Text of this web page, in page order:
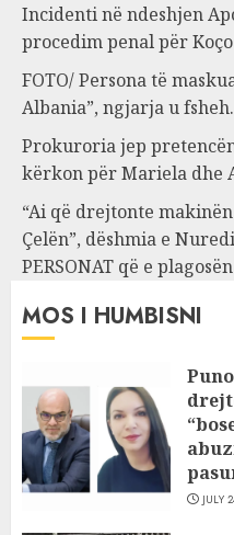
Incidenti në ndeshjen
procedim penal për
FOTO/ Persona të
Albania”, ngjarja u
Prokuroria jep
kërkon për Mariela dhe
“Ai që drejtonte
Çelën”, dëshmia e
PERSONAT që e
MOS I HUMBISNI
JULY